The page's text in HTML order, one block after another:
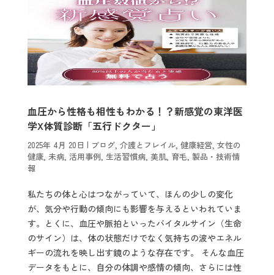
血圧から性格も相性もわかる！？新感覚の東洋医
学X体質診断「五行ドクター」
2025年 4月 20日 | ブログ, 介護とフレイル, 健康経営, 女性の
健康, 未病, 活用事例, 生活習慣病, 美肌, 育毛, 製品・技術情
報
私たちの体と心はつながっていて、ほんの少しの変化
が、気分や行動の傾向にも影響を与えるといわれていま
す。とくに、血圧や脈拍といったバイタルサイン（生命
のサイン）は、体の状態だけでなく気持ちの波やエネル
ギーの流れを映し出す鏡のような存在です。 そんな血圧
データをもとに、自分の体調や感情の傾向、さらには性